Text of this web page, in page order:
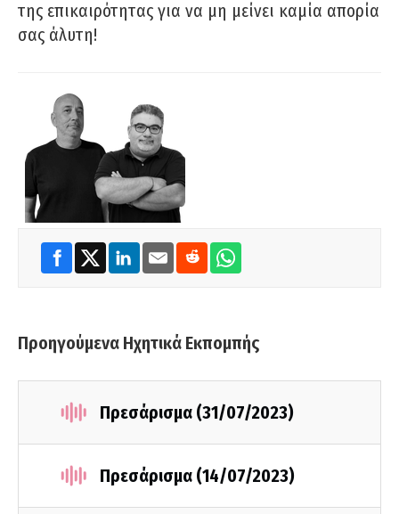
της επικαιρότητας για να μη μείνει καμία απορία
σας άλυτη!
Προηγούμενα Ηχητικά Εκπομπής
Πρεσάρισμα (31/07/2023)
Πρεσάρισμα (14/07/2023)